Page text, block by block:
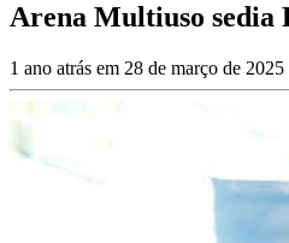
Arena Multiuso sedia
1 ano atrás em 28 de março de